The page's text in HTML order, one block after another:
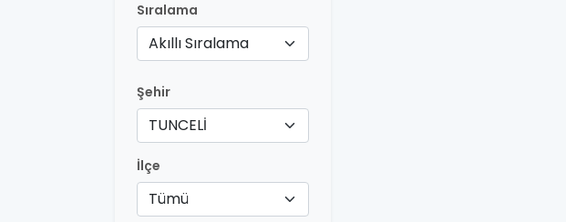
Sıralama
Akıllı Sıralama
Şehir
TUNCELİ
İlçe
Tümü